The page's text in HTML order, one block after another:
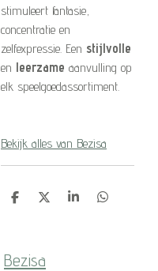
stimuleert fantasie,
concentratie en
zelfexpressie. Een stijlvolle
en leerzame aanvulling op
elk speelgoedassortiment.
Bekijk alles van Bezisa
D
n
D
S
D
Bezisa